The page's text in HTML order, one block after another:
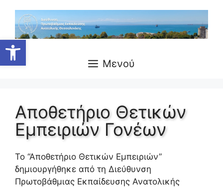
Ανοίξτε τη γραμμή εργαλείων
Μενού
Αποθετήριο Θετικών
Εμπειριών Γονέων
Το “Αποθετήριο Θετικών Εμπειριών”
δημιουργήθηκε από τη Διεύθυνση
Πρωτοβάθμιας Εκπαίδευσης Ανατολικής